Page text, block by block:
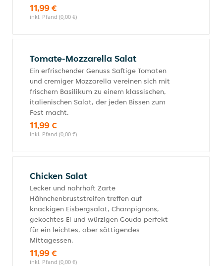
11,99 €
inkl. Pfand (0,00 €)
Tomate-Mozzarella Salat
Ein erfrischender Genuss Saftige Tomaten
und cremiger Mozzarella vereinen sich mit
frischem Basilikum zu einem klassischen,
italienischen Salat, der jeden Bissen zum
Fest macht.
11,99 €
inkl. Pfand (0,00 €)
Chicken Salat
Lecker und nahrhaft Zarte
Hähnchenbruststreifen treffen auf
knackigen Eisbergsalat, Champignons,
gekochtes Ei und würzigen Gouda perfekt
für ein leichtes, aber sättigendes
Mittagessen.
11,99 €
inkl. Pfand (0,00 €)